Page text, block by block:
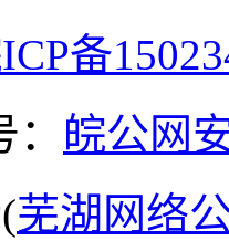
备
皖公网
芜湖网络